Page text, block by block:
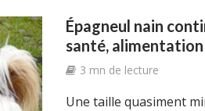
Épagneul nain
santé, alimentation
3 mn de lecture
Une taille quasiment